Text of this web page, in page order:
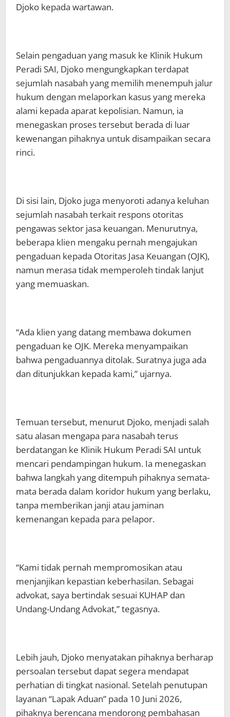
Djoko kepada wartawan.
Selain pengaduan yang masuk ke Klinik Hukum
Peradi SAI, Djoko mengungkapkan terdapat
sejumlah nasabah yang memilih menempuh jalur
hukum dengan melaporkan kasus yang mereka
alami kepada aparat kepolisian. Namun, ia
menegaskan proses tersebut berada di luar
kewenangan pihaknya untuk disampaikan secara
rinci.
Di sisi lain, Djoko juga menyoroti adanya keluhan
sejumlah nasabah terkait respons otoritas
pengawas sektor jasa keuangan. Menurutnya,
beberapa klien mengaku pernah mengajukan
pengaduan kepada Otoritas Jasa Keuangan (OJK),
namun merasa tidak memperoleh tindak lanjut
yang memuaskan.
“Ada klien yang datang membawa dokumen
pengaduan ke OJK. Mereka menyampaikan
bahwa pengaduannya ditolak. Suratnya juga ada
dan ditunjukkan kepada kami,” ujarnya.
Temuan tersebut, menurut Djoko, menjadi salah
satu alasan mengapa para nasabah terus
berdatangan ke Klinik Hukum Peradi SAI untuk
mencari pendampingan hukum. Ia menegaskan
bahwa langkah yang ditempuh pihaknya semata-
mata berada dalam koridor hukum yang berlaku,
tanpa memberikan janji atau jaminan
kemenangan kepada para pelapor.
“Kami tidak pernah mempromosikan atau
menjanjikan kepastian keberhasilan. Sebagai
advokat, saya bertindak sesuai KUHAP dan
Undang-Undang Advokat,” tegasnya.
Lebih jauh, Djoko menyatakan pihaknya berharap
persoalan tersebut dapat segera mendapat
perhatian di tingkat nasional. Setelah penutupan
layanan “Lapak Aduan” pada 10 Juni 2026,
pihaknya berencana mendorong pembahasan